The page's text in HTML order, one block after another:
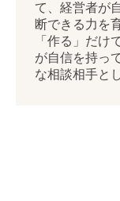
ご相談内容
ご契約のながれ
よくあるご質問
て、経営者が
断できる力を
「作る」だけ
が自信を持っ
な相談相手と